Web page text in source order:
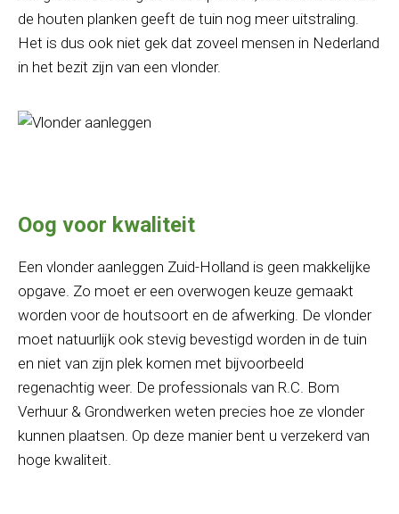
de houten planken geeft de tuin nog meer uitstraling.
Het is dus ook niet gek dat zoveel mensen in Nederland
in het bezit zijn van een vlonder.
Oog voor kwaliteit
Een vlonder aanleggen Zuid-Holland is geen makkelijke
opgave. Zo moet er een overwogen keuze gemaakt
worden voor de houtsoort en de afwerking. De vlonder
moet natuurlijk ook stevig bevestigd worden in de tuin
en niet van zijn plek komen met bijvoorbeeld
regenachtig weer. De professionals van R.C. Bom
Verhuur & Grondwerken weten precies hoe ze vlonder
kunnen plaatsen. Op deze manier bent u verzekerd van
hoge kwaliteit.